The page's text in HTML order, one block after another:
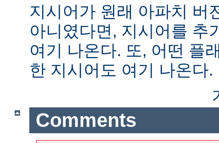
지시어가 원래 아파치 버
아니였다면, 지시어를 추
여기 나온다. 또, 어떤 플
한 지시어도 여기 나온다.
Comments